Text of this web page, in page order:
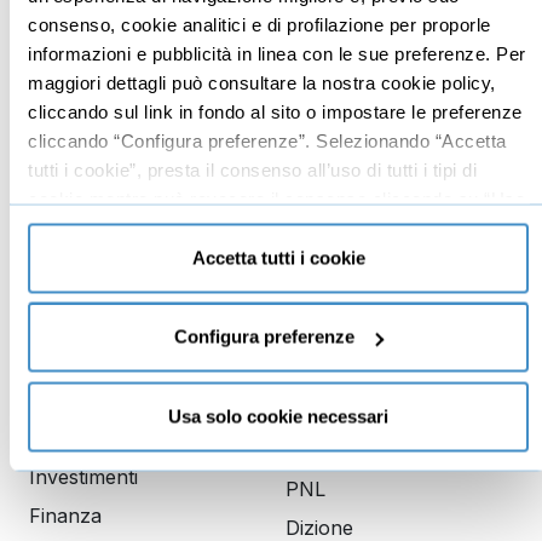
consenso, cookie analitici e di profilazione per proporle
informazioni e pubblicità in linea con le sue preferenze. Per
maggiori dettagli può consultare la nostra cookie policy,
cliccando sul link in fondo al sito o impostare le preferenze
cliccando “Configura preferenze”. Selezionando “Accetta
tutti i cookie”, presta il consenso all’uso di tutti i tipi di
cookie mentre può revocare il consenso cliccando su “Usa
solo cookie necessari” e saranno attivati i soli cookie
tecnici necessari al corretto funzionamento del sito.
Accetta tutti i cookie
Configura preferenze
Usa solo cookie necessari
Imprenditoria
Risorse Umane
Vendita
Branding
Leadership
Business management
Produttività
Gestione aziendale
Social media manager
E-commerce
Google
Data analyst
Investimenti
Finanza
Comunicazione
Copywriting
PNL
Dizione